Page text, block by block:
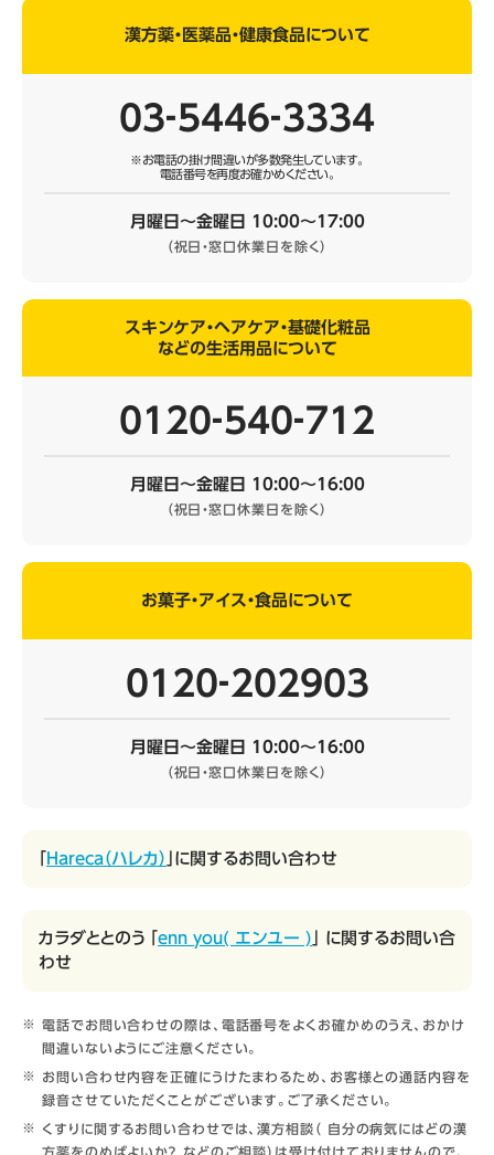
漢方薬・医薬品・健康食品について
03‐5446‐3334
※お電話の掛け間違いが多数発生しています。
電話番号を再度お確かめください。
月曜日～金曜日 10:00～17:00
（祝日・窓口休業日を除く）
スキンケア・ヘアケア・基礎化粧品
などの生活用品について
0120‐540‐712
月曜日～金曜日 10:00～16:00
（祝日・窓口休業日を除く）
お菓子・アイス・食品について
0120‐202903
月曜日～金曜日 10:00～16:00
（祝日・窓口休業日を除く）
「Hareca（ハレカ） 」に関するお問い合わせ
カラダととのう 「enn you( エンユー ) 」 に関するお問い合
わせ
電話でお問い合わせの際は、電話番号をよくお確かめのうえ、おかけ
間違いないようにご注意ください。
お問い合わせ内容を正確にうけたまわるため、お客様との通話内容を
録音させていただくことがございます。ご了承ください。
くすりに関するお問い合わせでは、漢方相談（ 自分の病気にはどの漢
方薬をのめばよいか？ などのご相談）は受け付けておりませんので、